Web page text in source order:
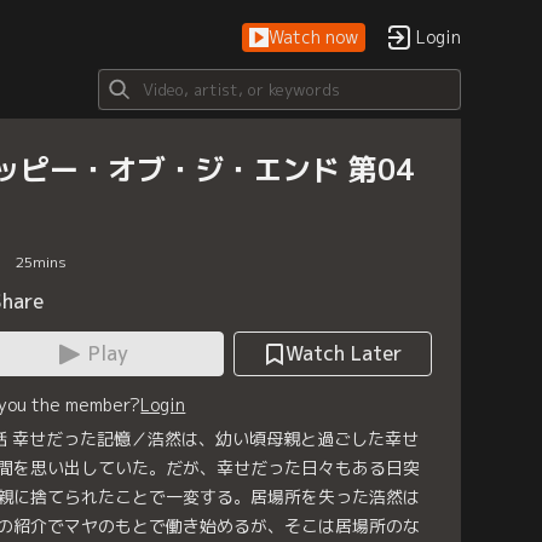
Watch now Login
ピー・オブ・ジ・エンド 第04
25mins
Play
Watch Later
the member?Login
幸せだった記憶／浩然は、幼い頃母親と過ごした幸せ
を思い出していた。だが、幸せだった日々もある日突
に捨てられたことで一変する。居場所を失った浩然は
紹介でマヤのもとで働き始めるが、そこは居場所のな